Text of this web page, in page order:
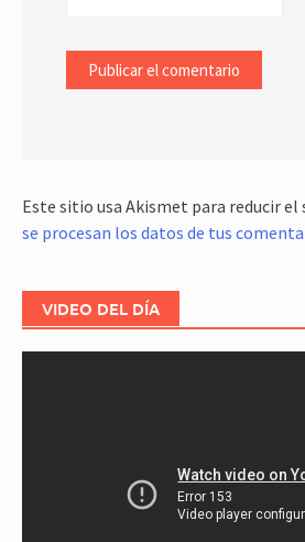
Este sitio usa Akismet para reducir el
se procesan los datos de tus
VIDEO DEL DÍA